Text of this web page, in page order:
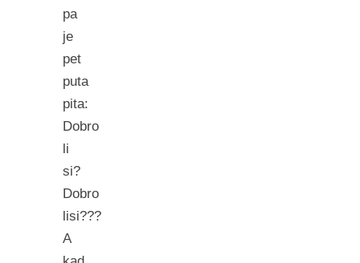
pa
je
pet
puta
pita:
Dobro
li
si?
Dobro
lisi???
A